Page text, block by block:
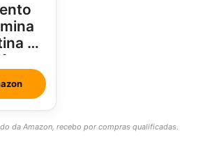
e
da Amazon, recebo por compras qualificadas.